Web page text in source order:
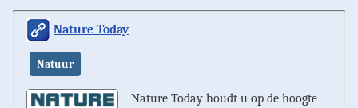
Nature Today
Natuur
Nature Today houdt u op de hoogte